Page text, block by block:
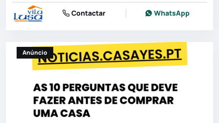
Contactar WhatsApp
Anúncio